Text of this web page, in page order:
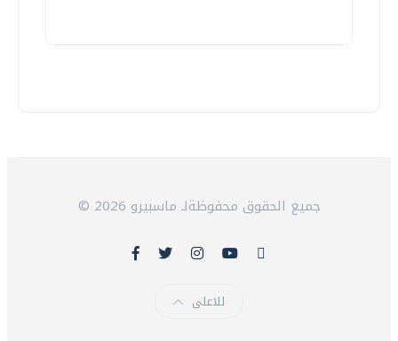
© 2026 جميع الحقوق محفوظةلـ ماسبيرو
للاعلى